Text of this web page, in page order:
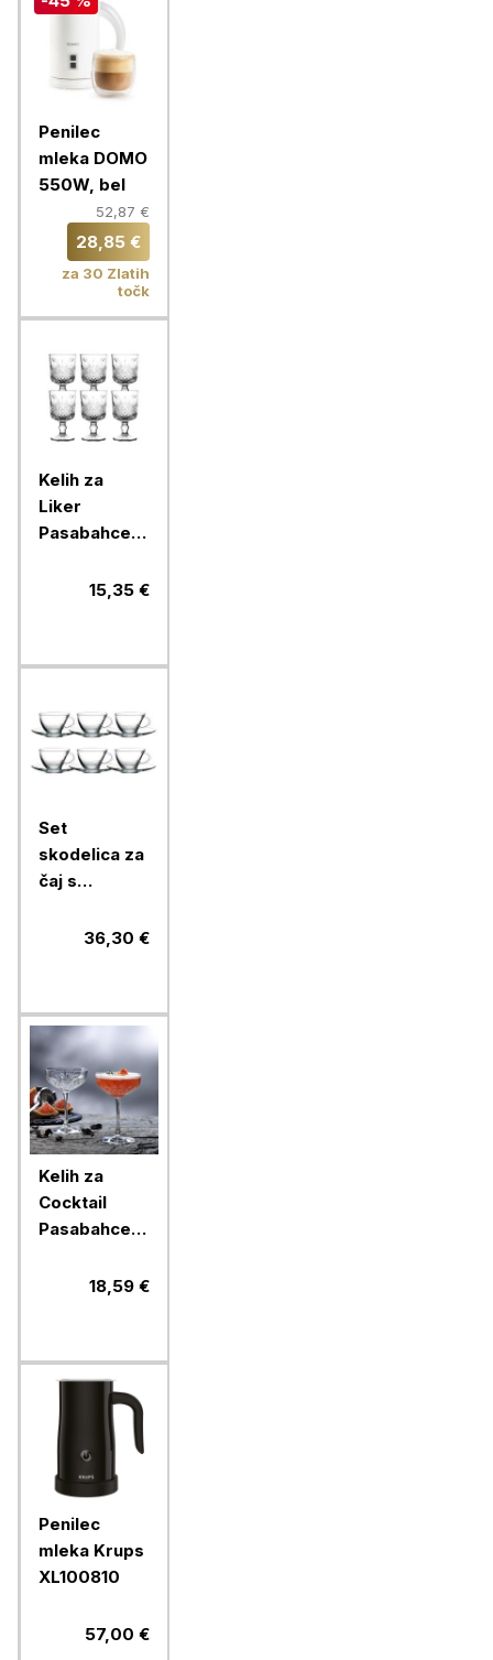
Penilec
mleka DOMO
550W, bel
52,87 €
28,85 €
za 30 Zlatih
točk
Kelih za
Liker
Pasabahce
ml, 6 kos,15,35 €
Set
skodelica za
čaj s
Pasabahce
kos, steklo
36,30 €
Kelih za
Cocktail
Pasabahce
270 ml, 418,59 €
Penilec
mleka Krups
XL100810
57,00 €